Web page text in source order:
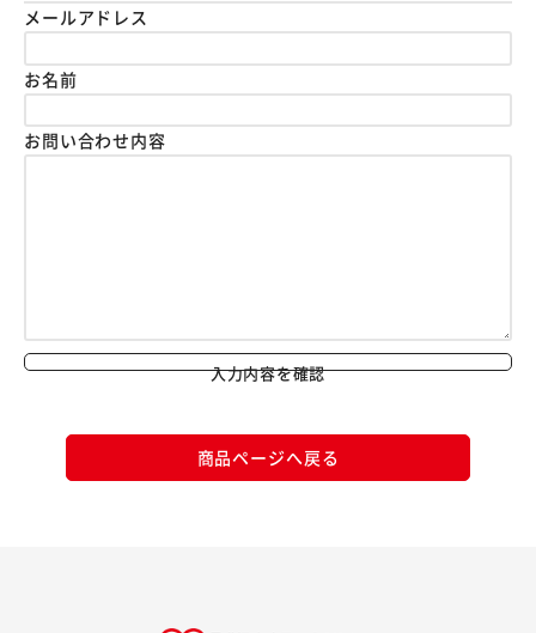
メールアドレス
お名前
お問い合わせ内容
入力内容を確認
商品ページへ戻る